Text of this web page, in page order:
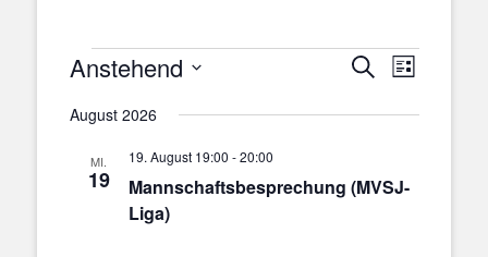
Veranstaltungen
und
Suche
Liste
Anstehend
wählen.
August 2026
MI.
19
Mannschaftsbesprechung (MVSJ-
Liga)
19. August 19:00 -20:00